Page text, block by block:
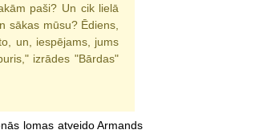
paši? Un cik lielā
sākas mūsu? Ēdiens,
un, iespējams, jums
izrādes "Bārdas"
lomas atveido Armands